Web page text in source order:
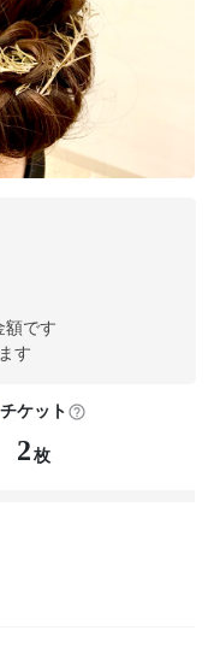
額です
す
チケット
2 枚